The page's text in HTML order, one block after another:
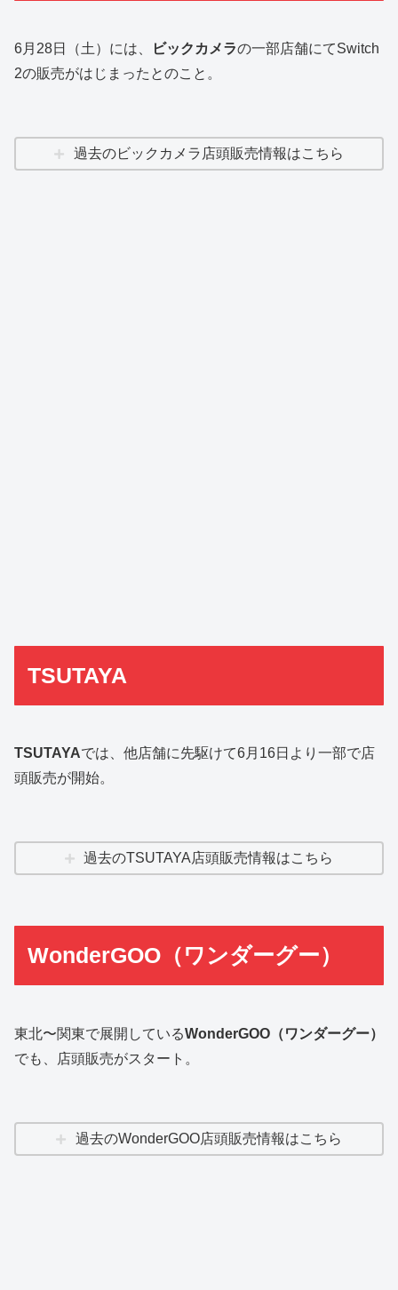
6月28日（土）には、 ビックカメラの一部店舗にてSwitch
2の販売がはじまったとのこと。
過去のビックカメラ店頭販売情報はこちら
TSUTAYA
TSUTAYAでは、他店舗に先駆けて6月16日より一部で店
頭販売が開始。
過去のTSUTAYA店頭販売情報はこちら
WonderGOO（ワンダーグー）
東北〜関東で展開しているWonderGOO（ワンダーグー）
でも、店頭販売がスタート。
過去のWonderGOO店頭販売情報はこちら